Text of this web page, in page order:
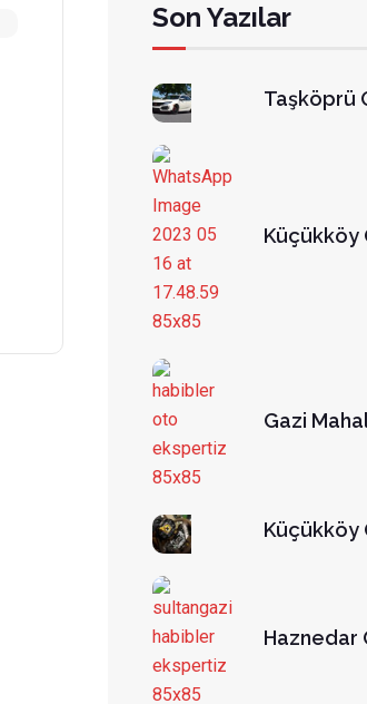
Son Yazılar
Taşköprü
Küçükköy
Gazi
Küçükköy
Haznedar